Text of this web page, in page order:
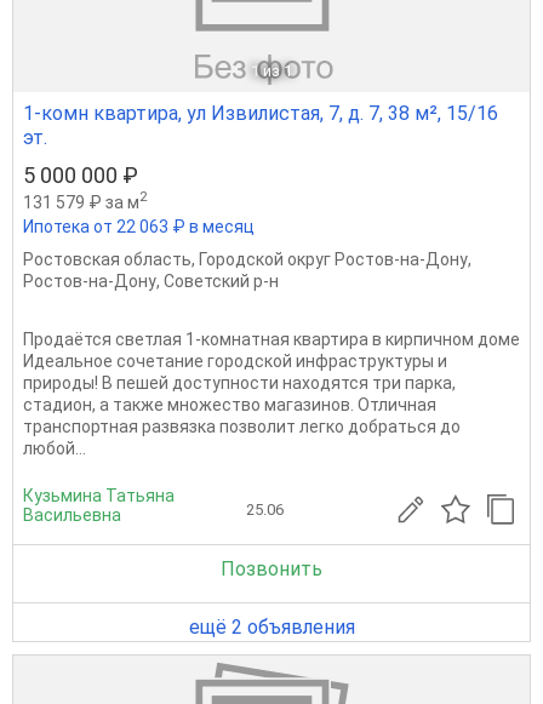
1 из 1
1-комн квартира, ул Извилистая, 7, д. 7, 38 м², 15/16
эт.
5 000 000 ₽
131 579 ₽ за м2
Ипотека от 22 063 ₽ в месяц
Ростовская область, Городской округ Ростов-на-Дону,
Ростов-на-Дону, Советский р-н
Продаётся светлая 1-комнатная квартира в кирпичном доме
Идеальное сочетание городской инфраструктуры и
природы! В пешей доступности находятся три парка,
стадион, а также множество магазинов. Отличная
транспортная развязка позволит легко добраться до
любой...
Кузьмина Татьяна
Васильевна
25.06
Позвонить
ещё 2 объявления